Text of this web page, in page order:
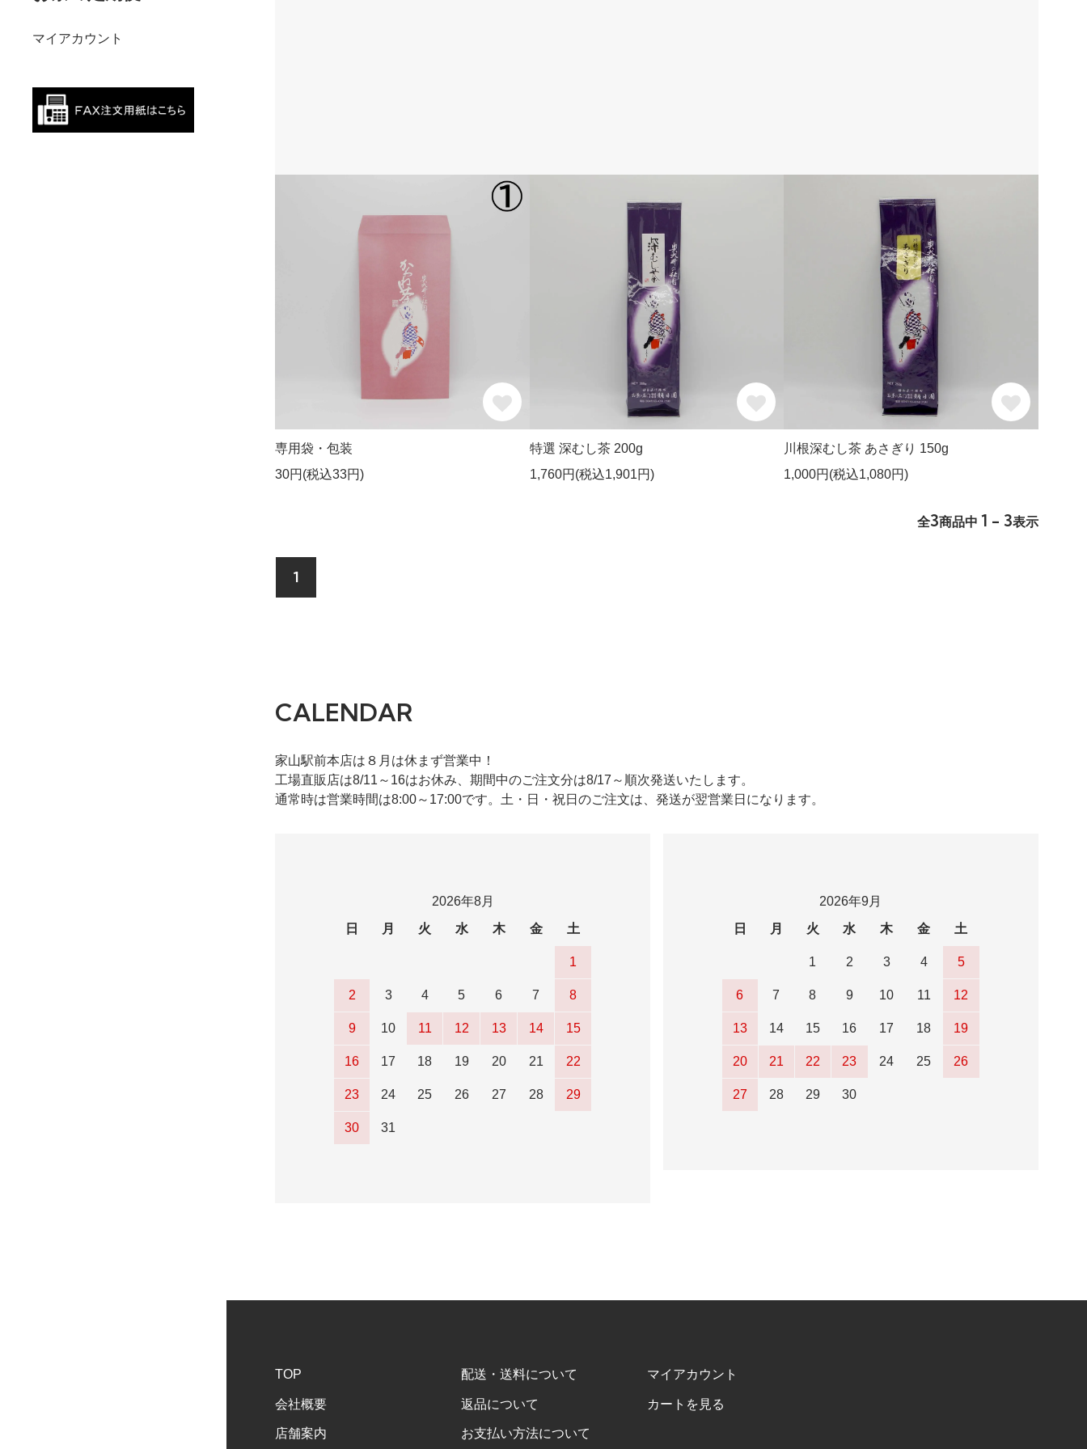
マイアカウント
専用袋・包装
30円(税込33円)
特選 深むし茶 200g
1,760円(税込1,901円)
川根深むし茶 あさぎり 150g
1,000円(税込1,080円)
全3商品中 1 - 3表示
1
CALENDAR
家山駅前本店は８月は休まず営業中！
工場直販店は8/11～16はお休み、期間中のご注文分は8/17～順次発送いたします。
通常時は営業時間は8:00～17:00です。土・日・祝日のご注文は、発送が翌営業日になります。
2026年8月
日
月 火 水 木 金 土
1
2 3 4 5 6 7 8
9 10 11 12 13 14 15
16 17 18 19 20 21 22
23 24 25 26 27 28 29
30 31
2026年9月
日
月 火 水 木 金 土
1 2 3 4 5
6 7 8 9 10 11 12
13 14 15 16 17 18 19
20 21 22 23 24 25 26
27 28 29 30
TOP
会社概要
店舗案内
配送・送料について
返品について
お支払い方法について
マイアカウント
カートを見る